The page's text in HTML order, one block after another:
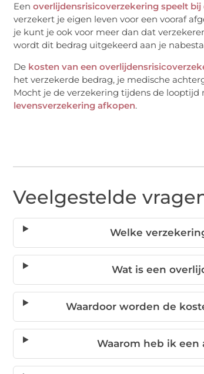
Een overlijdensrisicoverzekering speelt
verzekert je eigen leven voor een vooraf
je kunt je ook voor meer dan dat
wordt dit bedrag uitgekeerd aan je
De kosten van een
het verzekerde bedrag, je medische
Mocht je de verzekering tijdens de
levensverzekering afkopen.
Veelgestelde
Welke
Wat is een
Waardoor worden de
Waarom heb ik